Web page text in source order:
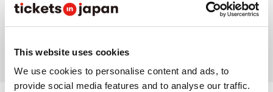
This website uses cookies
We use cookies to personalise content and ads, to
provide social media features and to analyse our traffic.